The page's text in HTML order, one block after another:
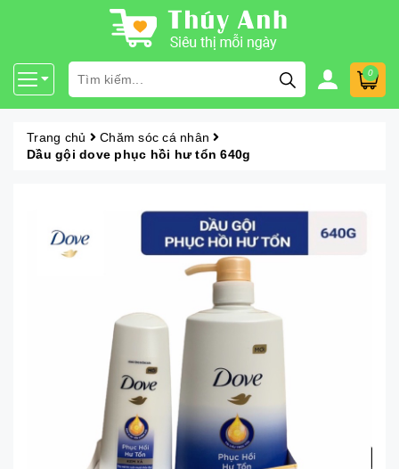
0
Trang chủ
Chăm sóc cá nhân
Dầu gội dove phục hồi hư tổn 640g